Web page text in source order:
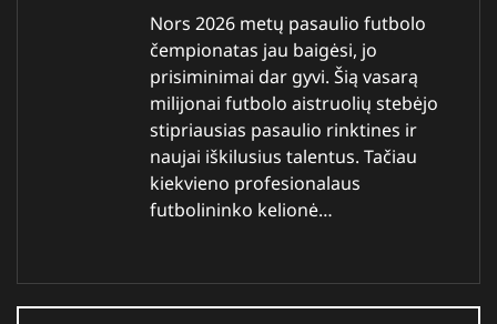
Nors 2026 metų pasaulio futbolo
čempionatas jau baigėsi, jo
prisiminimai dar gyvi. Šią vasarą
milijonai futbolo aistruolių stebėjo
stipriausias pasaulio rinktines ir
naujai iškilusius talentus. Tačiau
kiekvieno profesionalaus
futbolininko kelionė…